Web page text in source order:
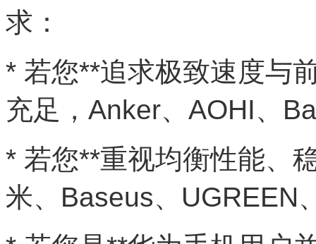
求：
* 若您**追求极致速度与
充足，Anker、AOHI、
* 若您**重视均衡性能、
米、Baseus、UGREEN